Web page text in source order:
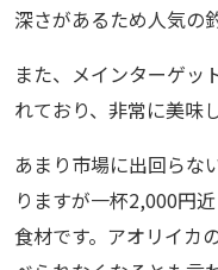
深さがあるため人気の
また、メインターゲッ
れており、非常に美味
あまり市場に出回らな
りますが一杯2,000円
食材です。アオリイカ